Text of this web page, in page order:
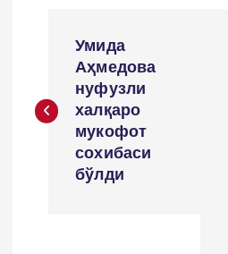
s
Умида
Аҳмедова
нуфузли
халқаро
мукофот
сохибаси
бўлди